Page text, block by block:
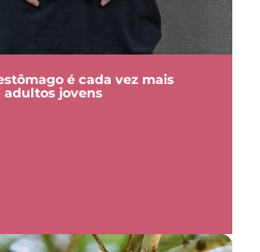
é cada vez mais
adultos jovens